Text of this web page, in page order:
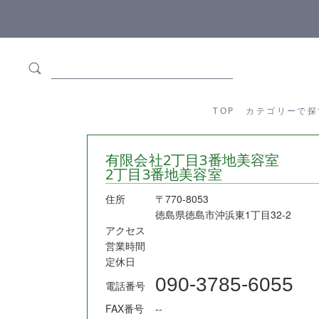
TOP カテゴリーで
有限会社2丁目3番地美容室
2丁目3番地美容室
住所
〒770-8053
徳島県徳島市沖浜東1丁目32-2
アクセス
営業時間
定休日
電話番号
090-3785-6055
FAX番号
--